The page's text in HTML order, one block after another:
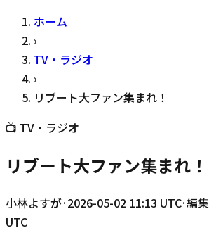
ホーム
›
TV・ラジオ
›
リブート大ファン集まれ！
📺 TV・ラジオ
リブート大ファン集まれ！
小林よすが·2026-05-02 11:13 UTC·編集
UTC